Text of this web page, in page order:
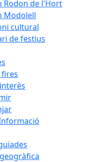
Rodon de l'Hort
Modolell
cultural
de festius
fires